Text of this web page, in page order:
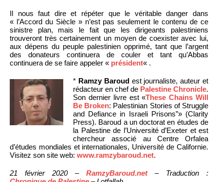
Il nous faut dire et répéter que le véritable danger dans
« l’Accord du Siècle » n’est pas seulement le contenu de ce
sinistre plan, mais le fait que les dirigeants palestiniens
trouveront très certainement un moyen de coexister avec lui,
aux dépens du peuple palestinien opprimé, tant que l’argent
des donateurs continuera de couler et tant qu’Abbas
continuera de se faire appeler « président« .
* Ramzy Baroudest journaliste, auteur et
rédacteur en chef de Palestine Chronicle.
Son dernier livre est «These Chains Will
Be Broken: Palestinian Stories of Struggle
and Defiance in Israeli Prisons”» (Clarity
Press). Baroud a un doctorat en études de
la Palestine de l’Université d’Exeter et est
chercheur associé au Centre Orfalea
d’études mondiales et internationales, Université de Californie.
Visitez son site web: www.ramzybaroud.net.
21 février 2020 – RamzyBaroud.net– Traduction :